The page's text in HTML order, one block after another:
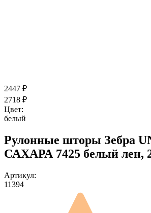
2447 ₽
2718 ₽
Цвет:
белый
Рулонные шторы Зебра
САХАРА 7425 белый лен,
Артикул:
11394